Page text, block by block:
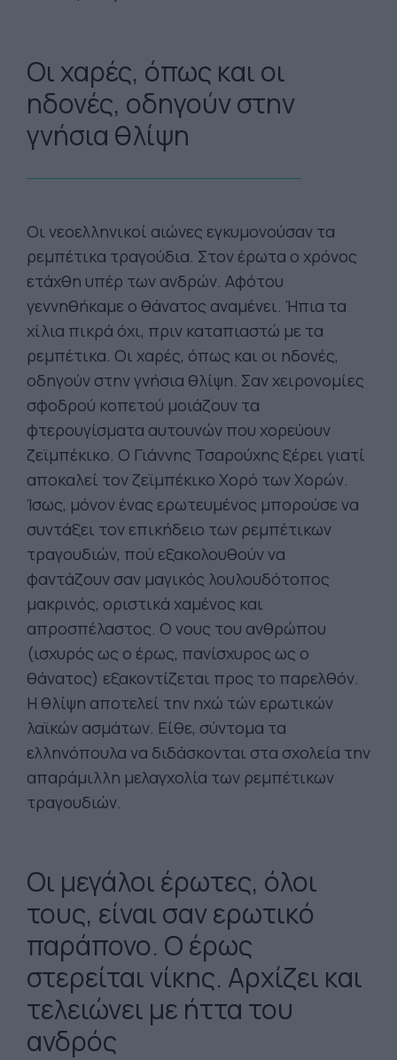
Οι χαρές, όπως και οι
ηδονές, οδηγούν στην
γνήσια θλίψη
Οι νεοελληνικοί αιώνες εγκυμονούσαν τα
ρεμπέτικα τραγούδια. Στον έρωτα ο χρόνος
ετάχθη υπέρ των ανδρών. Αφότου
γεννηθήκαμε ο θάνατος αναμένει. Ήπια τα
χίλια πικρά όχι, πριν καταπιαστώ με τα
ρεμπέτικα. Οι χαρές, όπως και οι ηδονές,
οδηγούν στην γνήσια θλίψη. Σαν χειρονομίες
σφοδρού κοπετού μοιάζουν τα
φτερουγίσματα αυτουνών που χορεύουν
ζεϊμπέκικο. Ο Γιάννης Τσαρούχης ξέρει γιατί
αποκαλεί τον ζεϊμπέκικο Χορό των Χορών.
Ίσως, μόνον ένας ερωτευμένος μπορούσε να
συντάξει τον επικήδειο των ρεμπέτικων
τραγουδιών, πού εξακολουθούν να
φαντάζουν σαν μαγικός λουλουδότοπος
μακρινός, οριστικά χαμένος και
απροσπέλαστος. Ο νους του ανθρώπου
(ισχυρός ως ο έρως, πανίσχυρος ως ο
θάνατος) εξακοντίζεται προς το παρελθόν.
Η θλίψη αποτελεί την ηχώ τών ερωτικών
λαϊκών ασμάτων. Είθε, σύντομα τα
ελληνόπουλα να διδάσκονται στα σχολεία την
απαράμιλλη μελαγχολία των ρεμπέτικων
τραγουδιών.
Οι μεγάλοι έρωτες, όλοι
τους, είναι σαν ερωτικό
παράπονο. Ο έρως
στερείται νίκης. Αρχίζει και
τελειώνει με ήττα του
ανδρός